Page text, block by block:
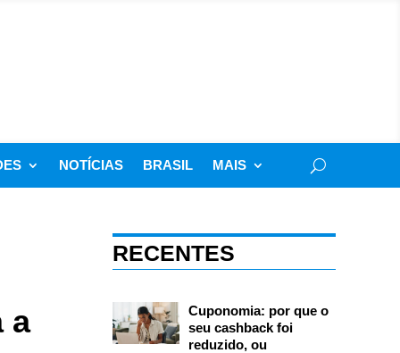
NOTÍCIAS BRASIL MAIS
a
RECENTES
Cuponomia: por que o
seu cashback foi
reduzido, ou